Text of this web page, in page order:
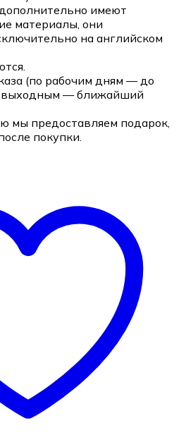
имеют
материалы, они
на английском
(по рабочим дням — до
выходным — ближайший
мы предоставляем подарок,
покупки.